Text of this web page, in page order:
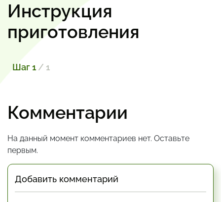
Инструкция
приготовления
Шаг 1 / 1
Комментарии
На данный момент комментариев нет. Оставьте
первым.
Добавить комментарий